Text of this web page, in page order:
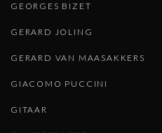
GEORGES BIZET
GERARD JOLING
GERARD VAN MAASAKKERS
GIACOMO PUCCINI
GITAAR